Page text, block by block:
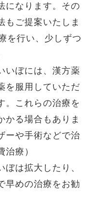
になります。その
もご提案いたしま
を行い、少しずつ
いぼには、漢方薬
を服用していただ
。これらの治療を
かる場合もありま
ーや手術などで治
療）
は拡大したり、
早めの治療をお勧